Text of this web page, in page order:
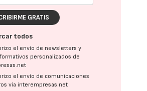
GRATIS
todos
el envío de newsletters y
personalizados de
el envío de comunicaciones
vía interempresas.net